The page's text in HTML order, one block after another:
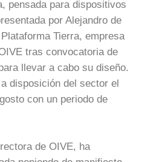
pensada para dispositivos
por Alejandro de
Tierra, empresa
tras convocatoria de
llevar a cabo su diseño.
disposición del sector el
con un periodo de
de OIVE, ha